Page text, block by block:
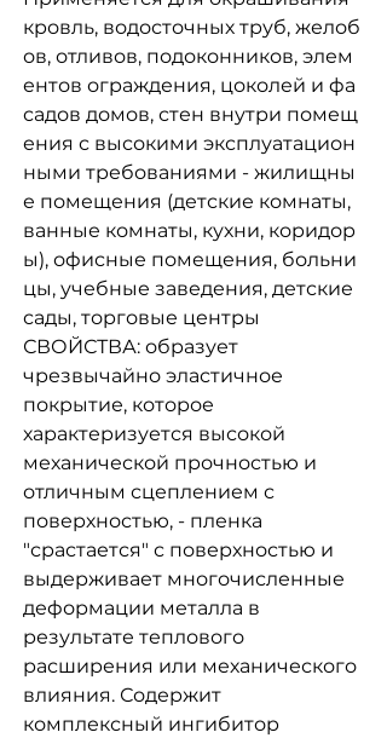
кровль, водосточных труб, желоб
ов, отливов, подоконников, элем
ентов ограждения, цоколей и фа
садов домов, стен внутри помещ
ения с высокими эксплуатацион
ными требованиями - жилищны
е помещения (детские комнаты,
ванные комнаты, кухни, коридор
ы), офисные помещения, больни
цы, учебные заведения, детские
сады, торговые центры
СВОЙСТВА: образует
чрезвычайно эластичное
покрытие, которое
характеризуется высокой
механической прочностью и
отличным сцеплением с
поверхностью, - пленка
"срастается" с поверхностью и
выдерживает многочисленные
деформации металла в
результате теплового
расширения или механического
влияния. Содержит
комплексный ингибитор